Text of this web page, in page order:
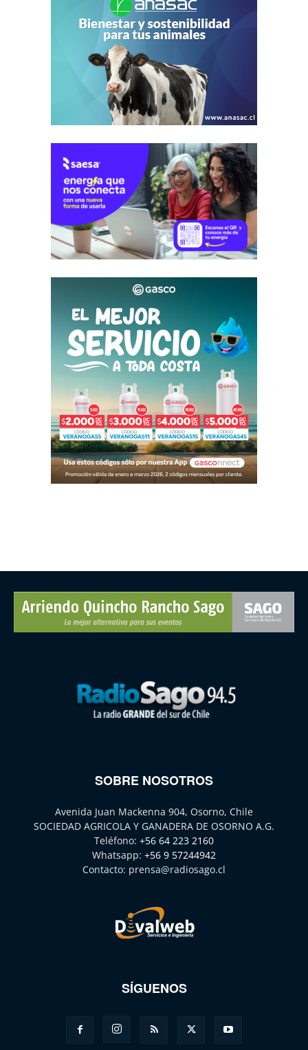
SOBRE NOSOTROS
Avenida Juan Mackenna 904, Osorno, Chile
SOCIEDAD AGRICOLA Y GANADERA DE OSORNO A.G.
Teléfono: +56 64 223 2160
Whatsapp: +56 9 57244942
Contacto: prensa@radiosago.cl
SÍGUENOS